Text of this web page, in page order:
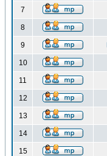
7
8
9
10
11
12
13
14
15